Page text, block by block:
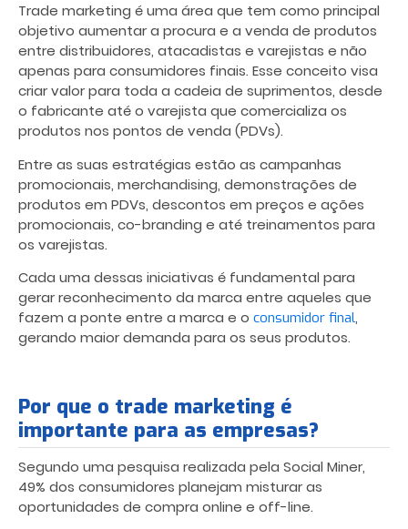
Trade marketing é uma área que tem como principal
objetivo aumentar a procura e a venda de produtos
entre distribuidores, atacadistas e varejistas e não
apenas para consumidores finais. Esse conceito visa
criar valor para toda a cadeia de suprimentos, desde
o fabricante até o varejista que comercializa os
produtos nos pontos de venda (PDVs).
Entre as suas estratégias estão as campanhas
promocionais, merchandising, demonstrações de
produtos em PDVs, descontos em preços e ações
promocionais, co-branding e até treinamentos para
os varejistas.
Cada uma dessas iniciativas é fundamental para
gerar reconhecimento da marca entre aqueles que
fazem a ponte entre a marca e o consumidor final,
gerando maior demanda para os seus produtos.
Por que o trade marketing é
importante para as empresas?
Segundo uma pesquisa realizada pela Social Miner,
49% dos consumidores planejam misturar as
oportunidades de compra online e off-line.